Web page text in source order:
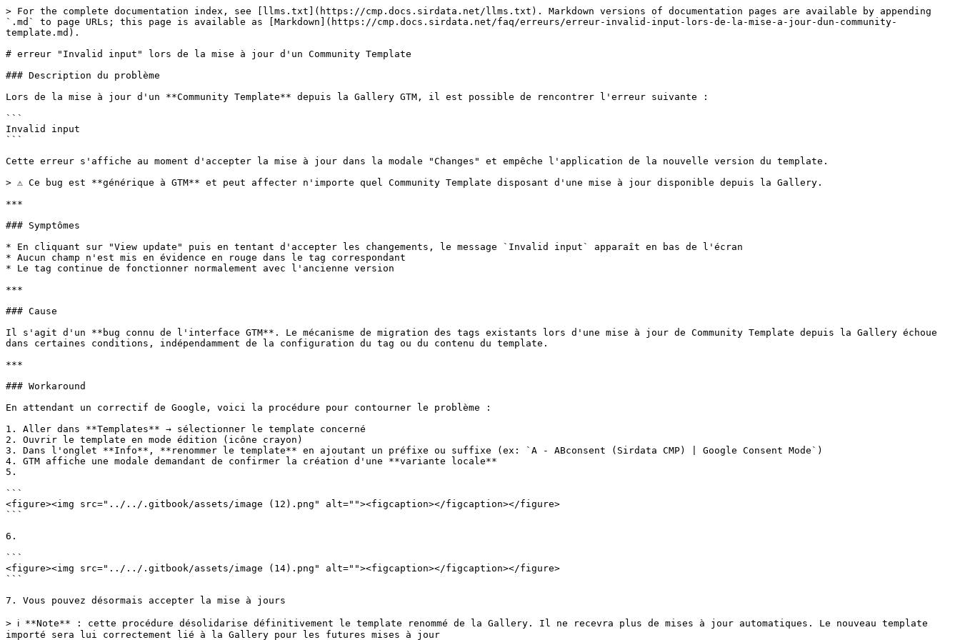
> For the complete documentation index, see [llms.txt](https://cmp.docs.sirdata.net/llms.txt). Markdown versions of documentation pages are available by appending
`.md` to page URLs; this page is available as [Markdown](https://cmp.docs.sirdata.net/faq/erreurs/erreur-invalid-input-lors-de-la-mise-a-jour-dun-community-
template.md).
# erreur "Invalid input" lors de la mise à jour d'un Community Template
### Description du problème
Lors de la mise à jour d'un **Community Template** depuis la Gallery GTM, il est possible de rencontrer l'erreur suivante :
```
Invalid input
```
Cette erreur s'affiche au moment d'accepter la mise à jour dans la modale "Changes" et empêche l'application de la nouvelle version du template.
> ⚠️ Ce bug est **générique à GTM** et peut affecter n'importe quel Community Template disposant d'une mise à jour disponible depuis la Gallery.
***
### Symptômes
* En cliquant sur "View update" puis en tentant d'accepter les changements, le message `Invalid input` apparaît en bas de l'écran
* Aucun champ n'est mis en évidence en rouge dans le tag correspondant
* Le tag continue de fonctionner normalement avec l'ancienne version
***
### Cause
Il s'agit d'un **bug connu de l'interface GTM**. Le mécanisme de migration des tags existants lors d'une mise à jour de Community Template depuis la Gallery échoue
dans certaines conditions, indépendamment de la configuration du tag ou du contenu du template.
***
### Workaround
En attendant un correctif de Google, voici la procédure pour contourner le problème :
1. Aller dans **Templates** → sélectionner le template concerné
2. Ouvrir le template en mode édition (icône crayon)
3. Dans l'onglet **Info**, **renommer le template** en ajoutant un préfixe ou suffixe (ex: `A - ABconsent (Sirdata CMP) | Google Consent Mode`)
4. GTM affiche une modale demandant de confirmer la création d'une **variante locale**
5.
```
<figure><img src="../../.gitbook/assets/image (12).png" alt=""><figcaption></figcaption></figure>
```
6.
```
<figure><img src="../../.gitbook/assets/image (14).png" alt=""><figcaption></figcaption></figure>
```
7. Vous pouvez désormais accepter la mise à jours
> ℹ️ **Note** : cette procédure désolidarise définitivement le template renommé de la Gallery. Il ne recevra plus de mises à jour automatiques. Le nouveau template
importé sera lui correctement lié à la Gallery pour les futures mises à jour